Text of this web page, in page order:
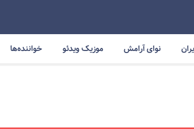
نوای آرامش موزیک ویدئو خواننده‌ها